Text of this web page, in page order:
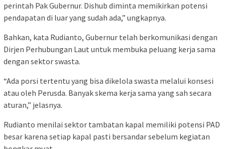
perintah Pak Gubernur. Dishub diminta memikirkan potensi
pendapatan di luar yang sudah ada,” ungkapnya.
Bahkan, kata Rudianto, Gubernur telah berkomunikasi dengan
Dirjen Perhubungan Laut untuk membuka peluang kerja sama
dengan sektor swasta.
“Ada porsi tertentu yang bisa dikelola swasta melalui konsesi
atau oleh Perusda. Banyak skema kerja sama yang sah secara
aturan,” jelasnya.
Rudianto menilai sektor tambatan kapal memiliki potensi PAD
besar karena setiap kapal pasti bersandar sebelum kegiatan